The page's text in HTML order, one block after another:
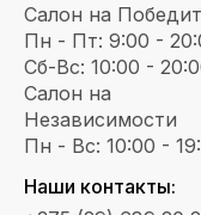
Салон на
Пн - Пт: 9:00 -
Сб-Вс: 10:00 -
Салон на
Независимости
Пн - Вс: 10:00 -
Наши контакты: